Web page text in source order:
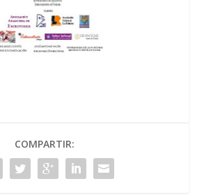
COMPARTIR: